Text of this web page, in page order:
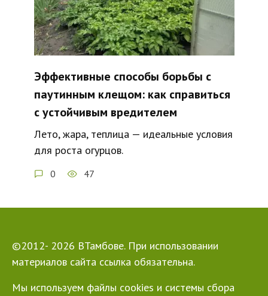
Эффективные способы борьбы с
паутинным клещом: как справиться
с устойчивым вредителем
Лето, жара, теплица — идеальные условия
для роста огурцов.
0 47
©2012- 2026 ВТамбове. При использовании
материалов сайта ссылка обязательна.
Мы используем файлы cookies и системы сбора